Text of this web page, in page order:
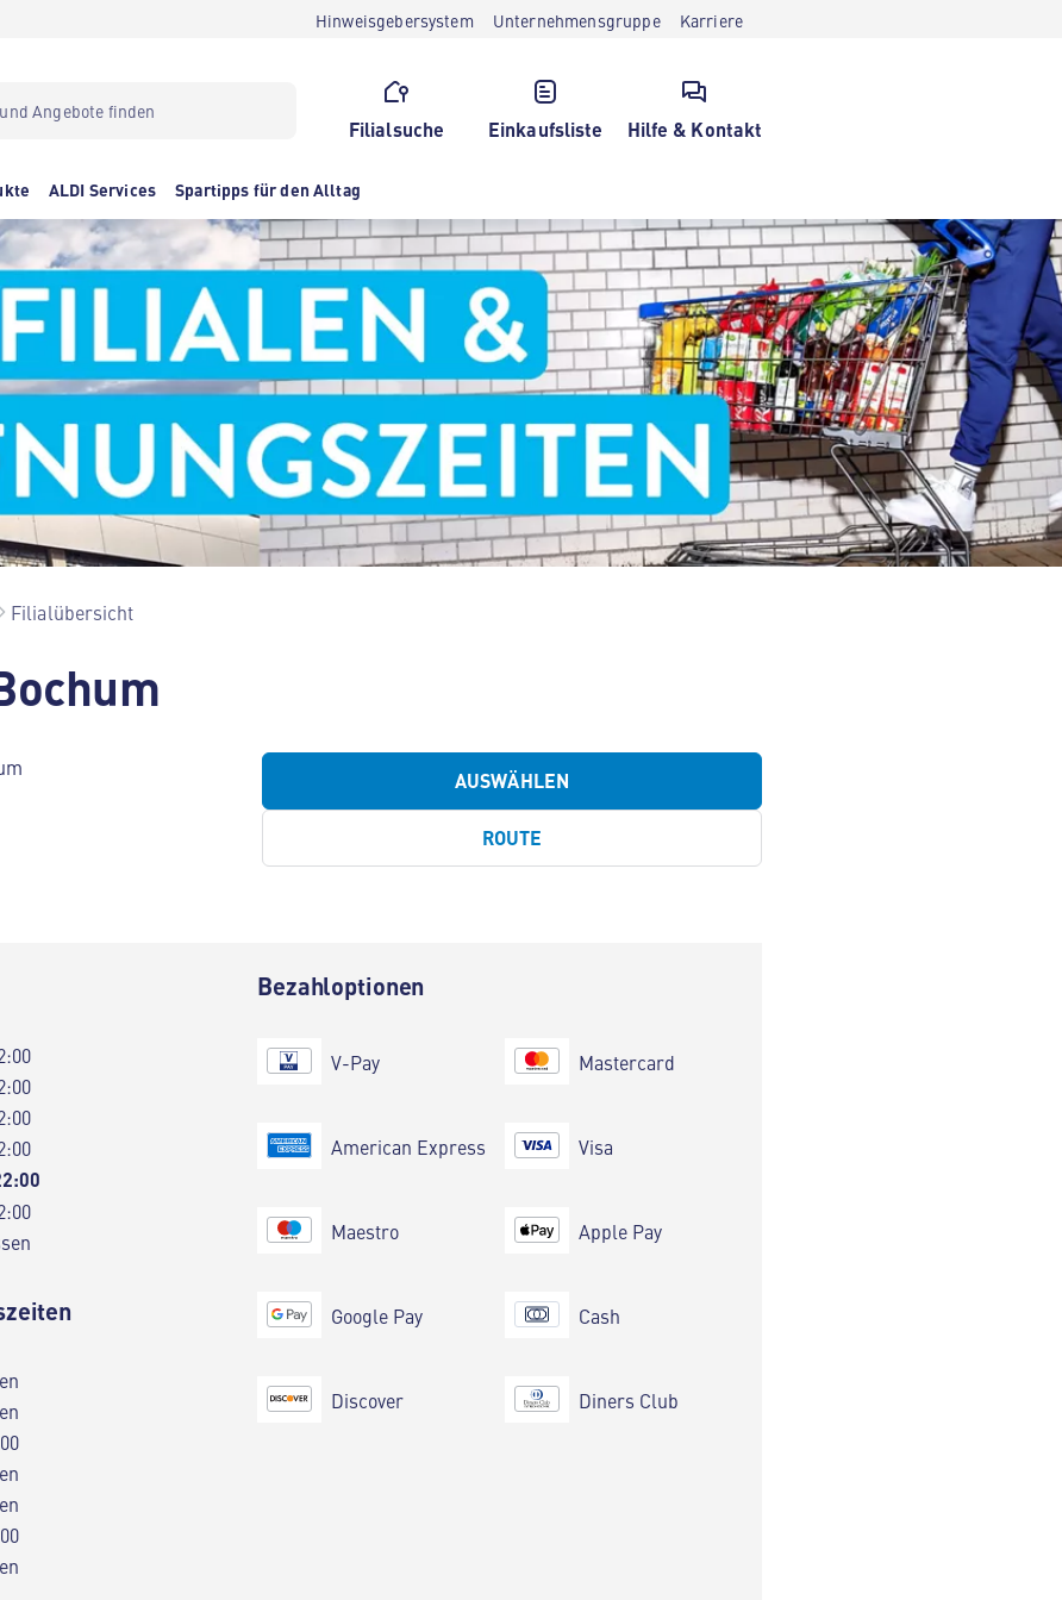
Hinweisgebersystem Unternehmensgruppe Karriere
Filialsuche Einkaufsliste Hilfe & Kontakt
ALDI Services Spartipps für den Alltag
Filialübersicht
AUSWÄHLEN
ROUTE
Bezahloptionen
V-Pay
American Express
Maestro
Google Pay
Discover
Mastercard
Visa
Apple Pay
Cash
Diners Club